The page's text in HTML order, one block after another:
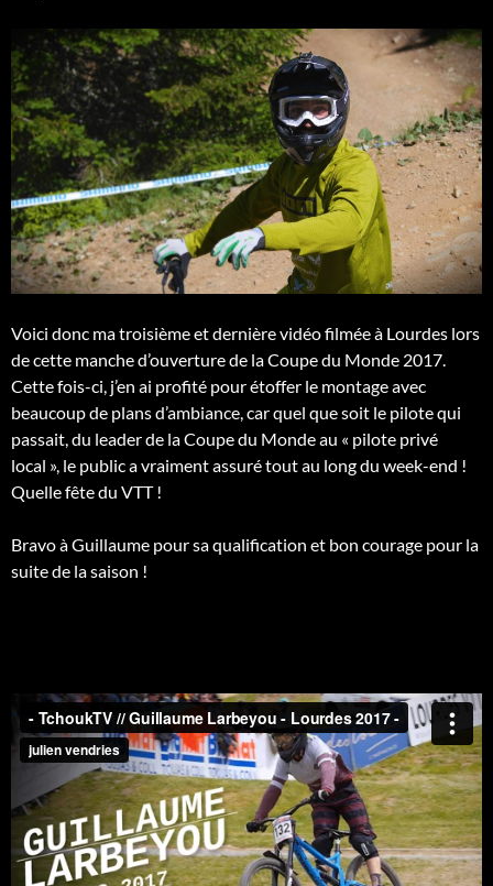
Voici donc ma troisième et dernière vidéo filmée à Lourdes lors
de cette manche d’ouverture de la Coupe du Monde 2017.
Cette fois-ci, j’en ai profité pour étoffer le montage avec
beaucoup de plans d’ambiance, car quel que soit le pilote qui
passait, du leader de la Coupe du Monde au « pilote privé
local », le public a vraiment assuré tout au long du week-end !
Quelle fête du VTT !
Bravo à Guillaume pour sa qualification et bon courage pour la
suite de la saison !